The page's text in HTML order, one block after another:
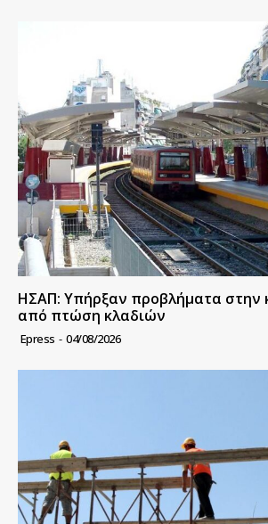
ΗΣΑΠ: Υπήρξαν προβλήματα στην
από πτώση κλαδιών
Epress - 04/08/2026